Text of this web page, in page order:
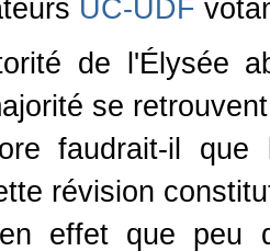
UC-UDF
de l'Élysée
se
faudrait-il
révision
effet que peu